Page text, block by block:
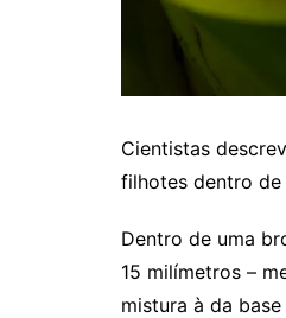
Cientistas
filhotes dentro de
Dentro de uma
15 milímetros –
mistura à da